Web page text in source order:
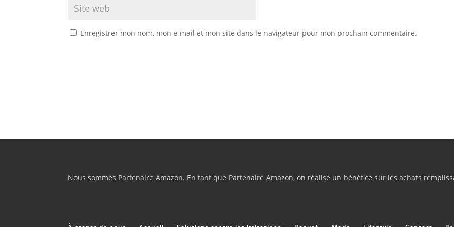
Enregistrer mon nom, mon e-mail et mon site dans le navigateur pour mon prochain commentaire.
Nous sommes Partenaire Amazon. En tant que Partenaire Amazon, on réalise un bénéfice sur les achats